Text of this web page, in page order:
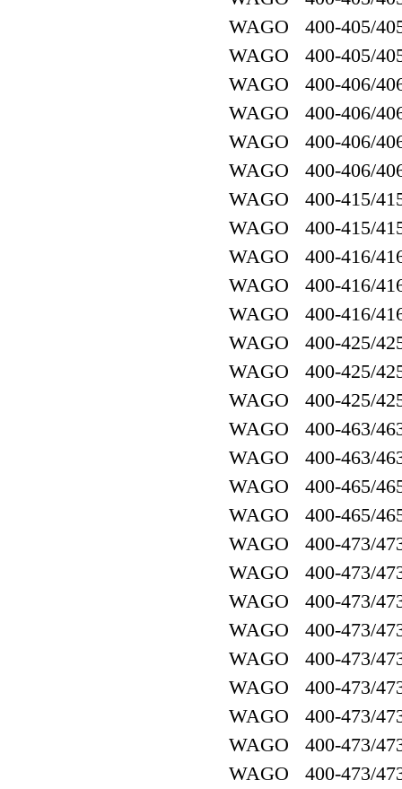
WAGO 400-405/
WAGO 400-405/
WAGO 400-406/
WAGO 400-406/
WAGO 400-406/
WAGO 400-406/
WAGO 400-415/
WAGO 400-415/
WAGO 400-416/
WAGO 400-416/
WAGO 400-416/
WAGO 400-425/
WAGO 400-425/
WAGO 400-425/
WAGO 400-463/
WAGO 400-463/
WAGO 400-465/
WAGO 400-465/
WAGO 400-473/
WAGO 400-473/
WAGO 400-473/
WAGO 400-473/
WAGO 400-473/
WAGO 400-473/
WAGO 400-473/
WAGO 400-473/
WAGO 400-473/